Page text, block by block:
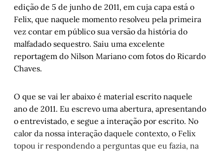
edição de 5 de junho de 2011, em cuja capa está o
Felix, que naquele momento resolveu pela primeira
vez contar em público sua versão da história do
malfadado sequestro. Saiu uma excelente
reportagem do Nilson Mariano com fotos do Ricardo
Chaves.
O que se vai ler abaixo é material escrito naquele
ano de 2011. Eu escrevo uma abertura, apresentando
o entrevistado, e segue a interação por escrito. No
calor da nossa interação daquele contexto, o Felix
topou ir respondendo a perguntas que eu fazia, na